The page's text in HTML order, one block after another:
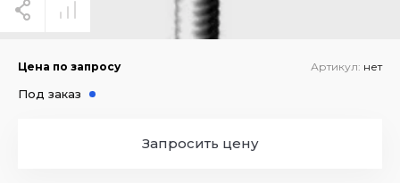
Цена по запросу Артикул: нет
Под заказ
Запросить цену